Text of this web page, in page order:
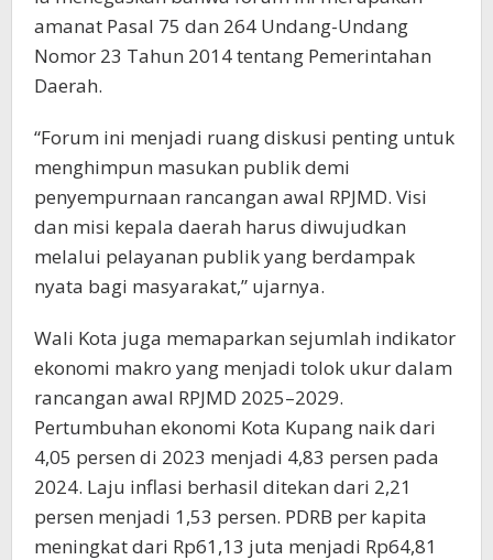
amanat Pasal 75 dan 264 Undang-Undang
Nomor 23 Tahun 2014 tentang Pemerintahan
Daerah.
“Forum ini menjadi ruang diskusi penting untuk
menghimpun masukan publik demi
penyempurnaan rancangan awal RPJMD. Visi
dan misi kepala daerah harus diwujudkan
melalui pelayanan publik yang berdampak
nyata bagi masyarakat,” ujarnya.
Wali Kota juga memaparkan sejumlah indikator
ekonomi makro yang menjadi tolok ukur dalam
rancangan awal RPJMD 2025–2029.
Pertumbuhan ekonomi Kota Kupang naik dari
4,05 persen di 2023 menjadi 4,83 persen pada
2024. Laju inflasi berhasil ditekan dari 2,21
persen menjadi 1,53 persen. PDRB per kapita
meningkat dari Rp61,13 juta menjadi Rp64,81